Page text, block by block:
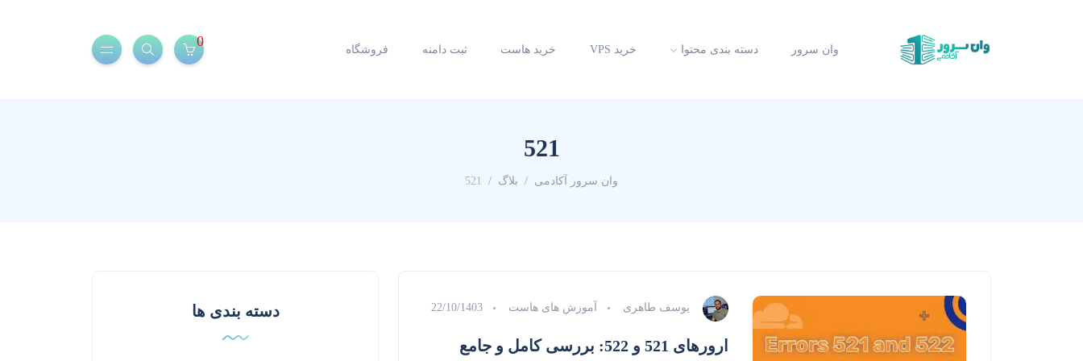
وان سرور دسته بندی محتوا خرید VPS خرید هاست ثبت دامنه فروشگاه
0
521
وان سرور آکادمی بلاگ 521
یوسف طاهری آموزش های هاست 22/10/1403
ارورهای 521 و 522: بررسی کامل و جامع
دسته بندی ها